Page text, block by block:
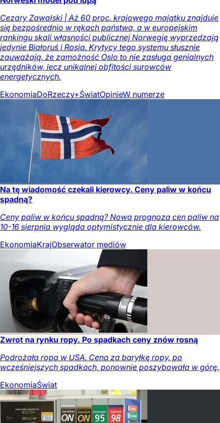
Cezary Zawalski | Aż 60 proc. krajowego majątku znajduje
się bezpośrednio w rękach państwa, a w europejskim
rankingu skali własności publicznej Norwegię wyprzedzają
jedynie Białoruś i Rosja. Krytycy tego systemu słusznie
zauważają, że zamożność Oslo to nie zasługa genialnych
urzędników, lecz unikalnej obfitości surowców
energetycznych.
EkonomiaDoRzeczy+ŚwiatOpinieW numerze
Na tę wiadomość czekali kierowcy. Ceny paliw w końcu
spadną?
Ceny paliw w końcu spadną? Nowa prognoza cen paliw na
10-16 sierpnia wygląda optymistycznie dla kierowców.
EkonomiaKrajObserwator mediów
Zwrot na rynku ropy. Po spadkach ceny znów rosną
Podrożała ropa w USA. Cena za baryłkę ropy, po
wcześniejszych spadkach, ponownie poszybowała w górę.
EkonomiaŚwiat